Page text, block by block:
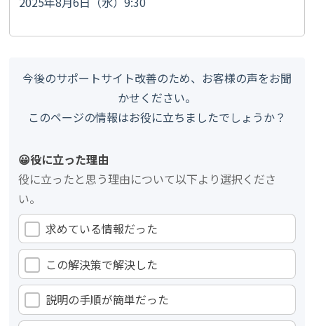
今後のサポートサイト改善のため、お客様の声をお聞
かせください。
このページの情報はお役に立ちましたでしょうか？
😀役に立った理由
役に立ったと思う理由について以下より選択くださ
い。
求めている情報だった
この解決策で解決した
説明の手順が簡単だった